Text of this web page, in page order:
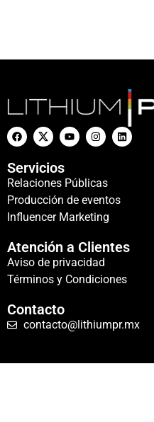
Servicios
Relaciones Públicas
Producción de eventos
Influencer Marketing
Atención a Clientes
Aviso de privacidad
Términos y Condiciones
Contacto
contacto@lithiumpr.mx